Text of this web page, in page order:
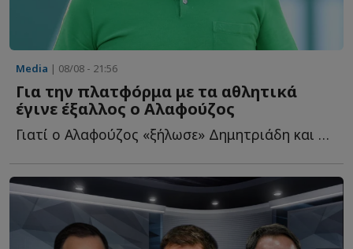
Media | 08/08 - 21:56
Για την πλατφόρμα με τα αθλητικά
έγινε έξαλλος ο Αλαφούζος
Γιατί ο Αλαφούζος «ξήλωσε» Δημητριάδη και Ζούλα – Α...